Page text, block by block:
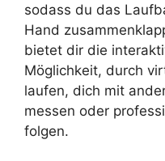
sodass du das
Hand
bietet dir die
Möglichkeit, durch
laufen, dich mit
messen oder
folgen.